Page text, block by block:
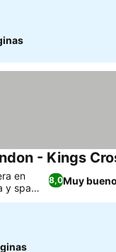
- Kings
8,0Muy bueno
en
y spa